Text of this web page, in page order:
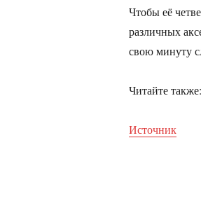
Чтобы её
различных
свою минуту
Читайте также:
Источник